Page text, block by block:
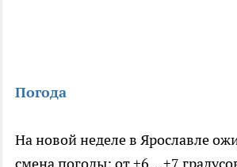
Погода
На новой неделе в Ярославле